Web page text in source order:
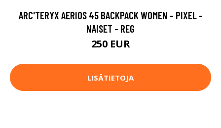
ARC'TERYX AERIOS 45 BACKPACK WOMEN - PIXEL -
NAISET - REG
250 EUR
LISÄTIETOJA